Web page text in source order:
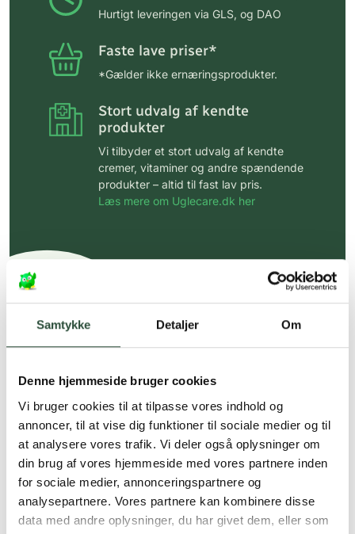
Samtykke Detaljer Om
Denne hjemmeside bruger cookies
Vi bruger cookies til at tilpasse vores indhold og
annoncer, til at vise dig funktioner til sociale medier og til
at analysere vores trafik. Vi deler også oplysninger om
din brug af vores hjemmeside med vores partnere inden
for sociale medier, annonceringspartnere og
analysepartnere. Vores partnere kan kombinere disse
data med andre oplysninger, du har givet dem, eller som
Hurtigt leveringen via GLS, og DAO
Faste lave priser*
*Gælder ikke ernæringsprodukter.
Stort udvalg af kendte
produkter
Vi tilbyder et stort udvalg af kendte
cremer, vitaminer og andre spændende
produkter – altid til fast lav pris.
Læs mere om Uglecare.dk her